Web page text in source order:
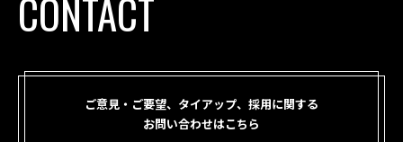
CONTACT
ご意見・ご要望、タイアップ、採用に関する
お問い合わせはこちら